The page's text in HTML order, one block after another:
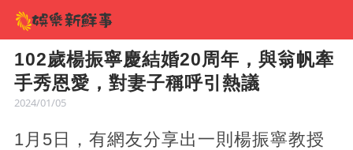
102歲楊振寧慶結婚20周年，與翁帆牽
手秀恩愛，對妻子稱呼引熱議
2024/01/05
1月5日，有網友分享出一則楊振寧教授